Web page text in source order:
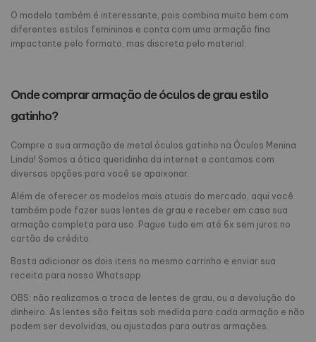
O modelo também é interessante, pois combina muito bem com
diferentes estilos femininos e conta com uma armação fina
impactante pelo formato, mas discreta pelo material.
Onde comprar armação de óculos de grau estilo
gatinho?
Compre a sua armação de metal óculos gatinho na Óculos Menina
Linda! Somos a ótica queridinha da internet e contamos com
diversas opções para você se apaixonar.
Além de oferecer os modelos mais atuais do mercado, aqui você
também pode fazer suas lentes de grau e receber em casa sua
armação completa para uso. Pague tudo em até 6x sem juros no
cartão de crédito.
Basta adicionar os dois itens no mesmo carrinho e enviar sua
receita para nosso Whatsapp
OBS: não realizamos a troca de lentes de grau, ou a devolução do
dinheiro. As lentes são feitas sob medida para cada armação e não
podem ser devolvidas, ou ajustadas para outras armações.